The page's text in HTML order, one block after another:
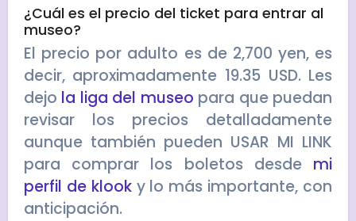
¿Cuál es el precio del ticket para entrar al
museo?
El precio por adulto es de 2,700 yen, es
decir, aproximadamente 19.35 USD. Les
dejo la liga del museo para que puedan
revisar los precios detalladamente
aunque también pueden USAR MI LINK
para comprar los boletos desde mi
perfil de klooky lo más importante, con
anticipación.